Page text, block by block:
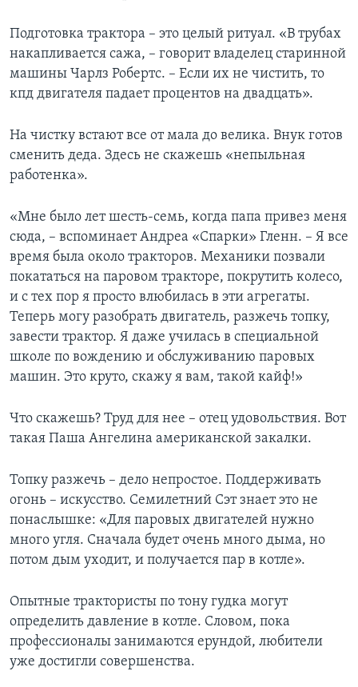
Подготовка трактора – это целый ритуал. «В трубах
накапливается сажа, – говорит владелец старинной
машины Чарлз Робертс. – Если их не чистить, то
кпд двигателя падает процентов на двадцать».
На чистку встают все от мала до велика. Внук готов
сменить деда. Здесь не скажешь «непыльная
работенка».
«Мне было лет шесть-семь, когда папа привез меня
сюда, – вспоминает Андреа «Спарки» Гленн. – Я все
время была около тракторов. Механики позвали
покататься на паровом тракторе, покрутить колесо,
и с тех пор я просто влюбилась в эти агрегаты.
Теперь могу разобрать двигатель, разжечь топку,
завести трактор. Я даже училась в специальной
школе по вождению и обслуживанию паровых
машин. Это круто, скажу я вам, такой кайф!»
Что скажешь? Труд для нее – отец удовольствия. Вот
такая Паша Ангелина американской закалки.
Топку разжечь – дело непростое. Поддерживать
огонь – искусство. Семилетний Сэт знает это не
понаслышке: «Для паровых двигателей нужно
много угля. Сначала будет очень много дыма, но
потом дым уходит, и получается пар в котле».
Опытные трактористы по тону гудка могут
определить давление в котле. Словом, пока
профессионалы занимаются ерундой, любители
уже достигли совершенства.